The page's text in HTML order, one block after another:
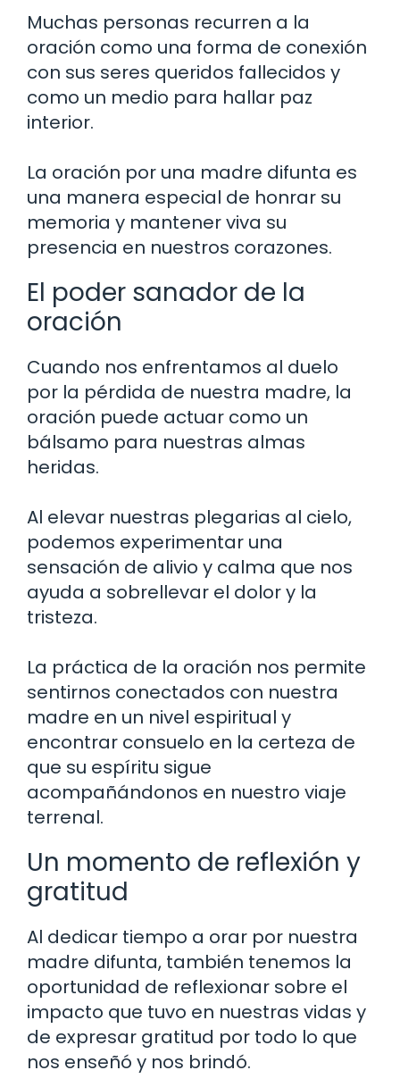
Muchas personas recurren a la
oración como una forma de conexión
con sus seres queridos fallecidos y
como un medio para hallar paz
interior.
La oración por una madre difunta es
una manera especial de honrar su
memoria y mantener viva su
presencia en nuestros corazones.
El poder sanador de la
oración
Cuando nos enfrentamos al duelo
por la pérdida de nuestra madre, la
oración puede actuar como un
bálsamo para nuestras almas
heridas.
Al elevar nuestras plegarias al cielo,
podemos experimentar una
sensación de alivio y calma que nos
ayuda a sobrellevar el dolor y la
tristeza.
La práctica de la oración nos permite
sentirnos conectados con nuestra
madre en un nivel espiritual y
encontrar consuelo en la certeza de
que su espíritu sigue
acompañándonos en nuestro viaje
terrenal.
Un momento de reflexión y
gratitud
Al dedicar tiempo a orar por nuestra
madre difunta, también tenemos la
oportunidad de reflexionar sobre el
impacto que tuvo en nuestras vidas y
de expresar gratitud por todo lo que
nos enseñó y nos brindó.